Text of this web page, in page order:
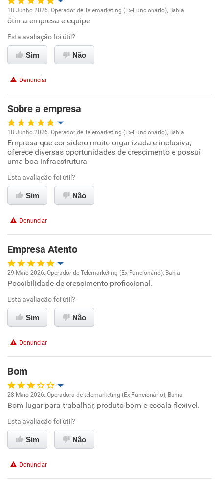
Oportunidade de promoção
Ambiente de trabalho
Benefícios
Recomenda esta empresa
18 Junho 2026. Operador de Telemarketing (Ex-Funcionário), Bahia
ótima empresa e equipe
Esta avaliação foi útil?
Sim Não
Denunciar
Sobre a empresa
Oportunidade de promoção
Conciliação com a vida familiar
18 Junho 2026. Operador de Telemarketing (Ex-Funcionário), Bahia
Empresa que considero muito organizada e inclusiva,
oferece diversas oportunidades de crescimento e possuí
uma boa infraestrutura.
Esta avaliação foi útil?
Sim Não
Denunciar
Empresa Atento
Oportunidade de promoção
Ambiente de trabalho
Benefícios
Recomenda esta empresa
Recomenda a diretoria
29 Maio 2026. Operador de Telemarketing (Ex-Funcionário), Bahia
Possibilidade de crescimento profissional.
Esta avaliação foi útil?
Sim Não
Denunciar
Bom
Oportunidade de promoção
Ambiente de trabalho
Benefícios
28 Maio 2026. Operadora de telemarketing (Ex-Funcionário), Bahia
Bom lugar para trabalhar, produto bom e escala flexível.
Esta avaliação foi útil?
Sim Não
Denunciar